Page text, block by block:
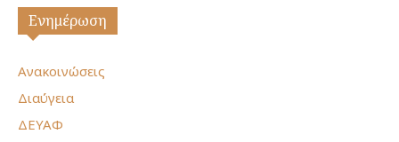
Ενημέρωση
Ανακοινώσεις
Διαύγεια
ΔΕΥΑΦ